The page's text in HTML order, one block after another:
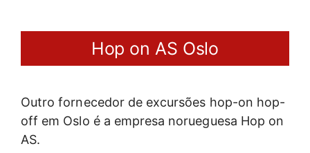
Hop on AS Oslo
Outro fornecedor de excursões hop-on hop-
off em Oslo é a empresa norueguesa Hop on
AS.